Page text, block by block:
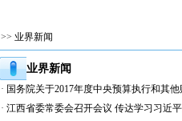
>>业界新闻
业界新闻
· 国务院关于2017年度中央预算执行和其
· 江西省委常委会召开会议 传达学习习近